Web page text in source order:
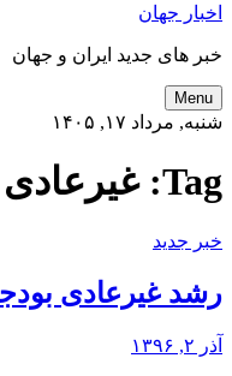
اخبار جهان
خبر های جدید ایران و جهان
Menu
شنبه, مرداد ۱۷, ۱۴۰۵
Tag: غیرعادی
خبر جدید
رشد غیرعادی
آذر ۲, ۱۳۹۶